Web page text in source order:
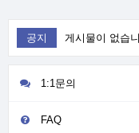
공지 게시물이 없습
1:1문의
FAQ